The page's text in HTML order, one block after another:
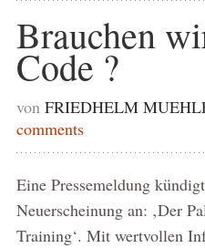
Brauchen
Code ?
von FRIEDHELM
comments
Eine Pressemeldung
Neuerscheinung an: ‚Der
Training‘. Mit wertvollen